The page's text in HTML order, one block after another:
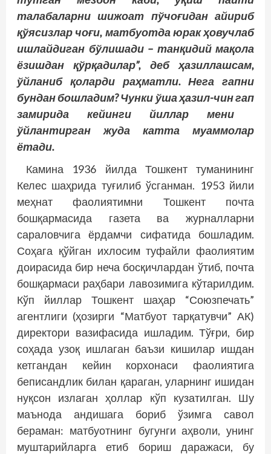
талабаларни шижоат пўчоғидан айириб
қўясизлар чоғи, матбуотда юрак ҳовучлаб
ишлайдиган бўлишади – танқидий мақола
ёзишдан қўрқадилар”, деб ҳазиллашсам,
ўйланиб қоларди раҳматли. Нега гапни
бундан бошладим? Чунки ўша ҳазил-чин гап
замирида кейинги йиллар мени
ўйлантирган жуда катта муаммолар
ётади.
Камина 1936 йилда Тошкент туманининг
Келес шаҳрида туғилиб ўсганман. 1953 йили
меҳнат фаолиятимни Тошкент почта
бошқармасида газета ва журналларни
сараловчига ёрдамчи сифатида бошладим.
Соҳага қўйган ихлосим туфайли фаолиятим
доирасида бир неча босқичлардан ўтиб, почта
бошқармаси раҳбари лавозимига кўтарилдим.
Кўп йиллар Тошкент шаҳар “Союзпечать”
агентлиги (ҳозирги “Матбуот тарқатувчи” АК)
директори вазифасида ишладим. Тўғри, бир
соҳада узоқ ишлаган баъзи кишилар ишдан
кетгандан кейин корхонаси фаолиятига
беписандлик билан қараган, уларнинг ишидан
нуқсон излаган ҳоллар кўп кузатилган. Шу
маънода андишага бориб ўзимга савол
бераман: матбуотнинг бугунги аҳволи, унинг
муштарийларга етиб бориш даражаси, бу